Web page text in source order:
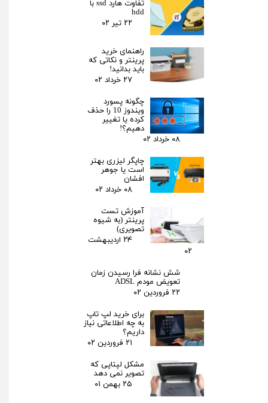
تفاوت هارد ssd با
hdd
۲۲ تیر ۰۲
راهنمای خرید
پرینتر و نکاتی که
باید بدانید!
۲۷ خرداد ۰۲
چگونه پسورد
ویندوز 10 را حذف
کرده یا تغییر
دهیم؟!
۰۸ خرداد ۰۲
چاپگر لیزری بهتر
است یا جوهر
افشان
۰۸ خرداد ۰۲
آموزش تست
پرینتر (به شیوه
تصویری)
۲۴ اردیبهشت
۰۲
شش نشانه فرا رسیدن زمان
تعویض مودم ADSL
۲۲ فروردین ۰۲
برای خرید لپ تاپ
به چه اطلاعاتی نیاز
داریم؟
۲۱ فروردین ۰۲
مشکل لپتاپی که
تصویر نمی دهد
۲۵ بهمن ۰۱